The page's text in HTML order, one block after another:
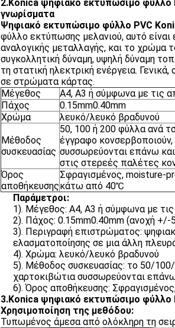
2.Konica ψηφιακό εκτυπώσιμο φύλλο
γνωρίσματα
Ψηφιακό εκτυπώσιμο φύλλο PVC
φύλλο εκτύπωσης μελανιού, αυτό είναι
αναλογικής μεταλλαγής, και το χρώμα
συγκολλητική δύναμη, υψηλή δύναμη
τη στατική ηλεκτρική ενέργεια.
σε στρώματα κάρτας.
Μέγεθος
A4, A3 ή σύμφωνα με τις
Πάχος
0.15mm0.40mm
Χρώμα
λευκό/λευκό βραδυνού
Μέθοδος
συσκευασίας
50, 100 ή 200 φύλλα ανά
έγγραφο
συσσωρεύονται επάνω
στις στερεές παλέτες
Όρος
αποθήκευσης
Σφραγισμένος, moisture-
κάτω από 40℃
Παράμετροι:
1). Μέγεθος: A4, A3 ή σύμφωνα με
2). Πάχος: 0.15mm0.40mm (ανοχή +/-
3). Περιγραφή επιστρώματος:
ελασματοποίησης σε μια άλλη
4). Χρώμα: λευκό/λευκό βραδυνού
5). Μέθοδος συσκευασίας: το 50/
χαρτοκιβώτια συσσωρεύονται
6). Όρος αποθήκευσης:
3.Konica ψηφιακό εκτυπώσιμο
Χρησιμοποίηση της μεθόδου:
Τυπωμένος άμεσα από ολόκληρη τη